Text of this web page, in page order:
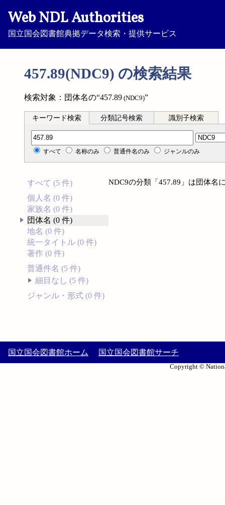
Web NDL Authorities
国立国会図書館典拠データ検索・提供サービス
457.89(NDC9) の検索結果
検索対象：団体名の“457.89 (NDC9)”
キーワード検索 分類記号検索 識別子検索
分類記号検索
すべて 名称のみ 普通件名のみ ジャンルのみ
すべて (5 件)
個人名 (0 件)
家族名 (0 件)
団体名 (0 件)
地名 (0 件)
統一タイトル (0 件)
著作 (0 件)
普通件名 (5 件)
細目なし (5 件)
ジャンル・形式 (0 件)
NDC9の分類「457.89」は団体名
国立国会図書館ホーム 国立国会図書館サーチ
Copyright ©